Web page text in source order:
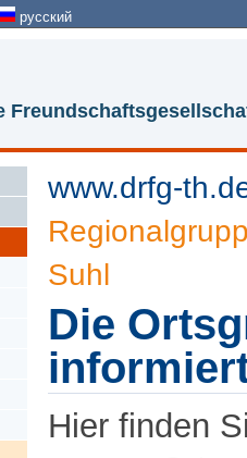
русский
www.drfg-
Suhl
Die
Hier finden